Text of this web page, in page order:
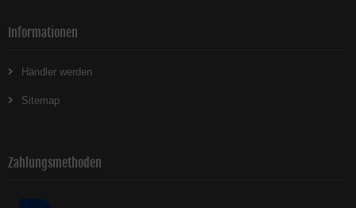
Informationen
Händler werden
Sitemap
Zahlungsmethoden